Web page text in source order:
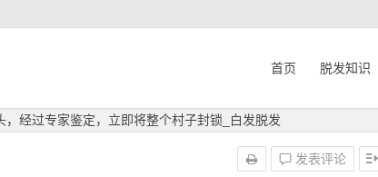
首页 脱发知识
，经过专家鉴定，立即将整个村子封锁_白发脱发
发表评论